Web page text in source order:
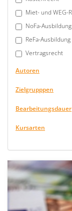
Miet- und WEG-
NoFa-Ausbildung
ReFa-Ausbildung
Vertragsrecht
Autoren
Zielgrupppen
Bearbeitungsdauer
Kursarten